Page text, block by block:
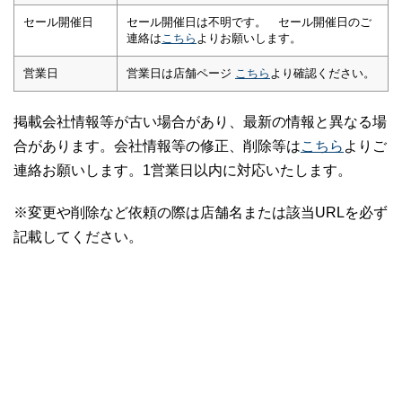
セール開催日
セール開催日は不明です。 セール開催日のご
連絡は こちら よりお願いします。
営業日 営業日は店舗ページ こちら より確認ください。
掲載会社情報等が古い場合があり、最新の情報と異なる場
合があります。会社情報等の修正、削除等はこちら よりご
連絡お願いします。1営業日以内に対応いたします。
※変更や削除など依頼の際は店舗名または該当URLを必ず
記載してください。